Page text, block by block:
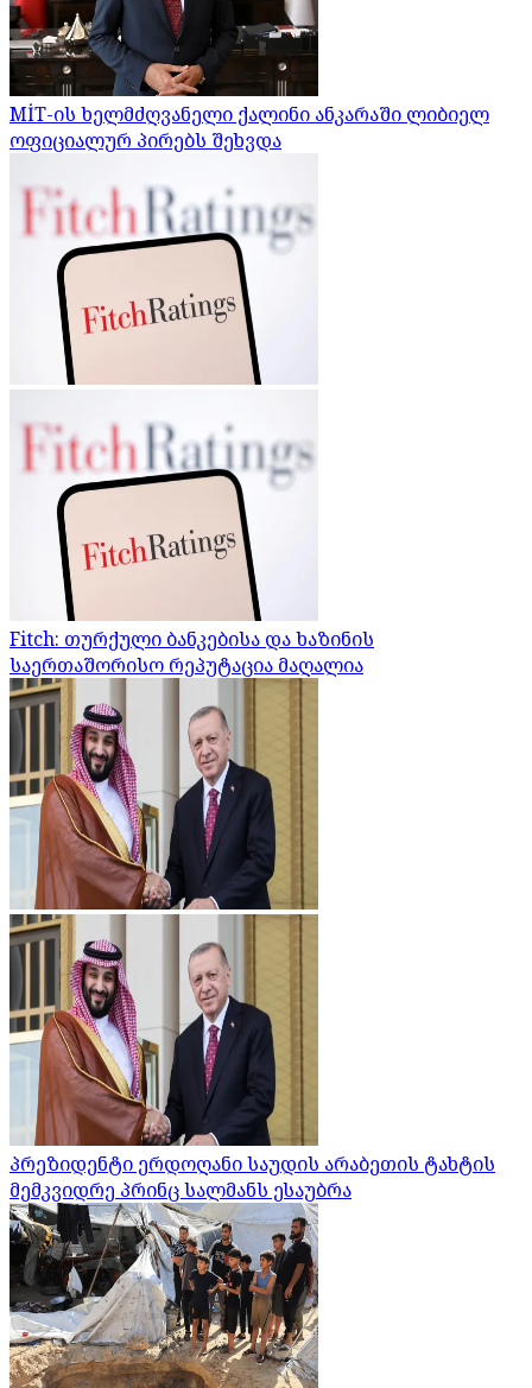
MİT-ის ხელმძღვანელი ქალინი ანკარაში ლიბიელ
ოფიციალურ პირებს შეხვდა
Fitch: თურქული ბანკებისა და ხაზინის
საერთაშორისო რეპუტაცია მაღალია
პრეზიდენტი ერდოღანი საუდის არაბეთის ტახტის
მემკვიდრე პრინც სალმანს ესაუბრა